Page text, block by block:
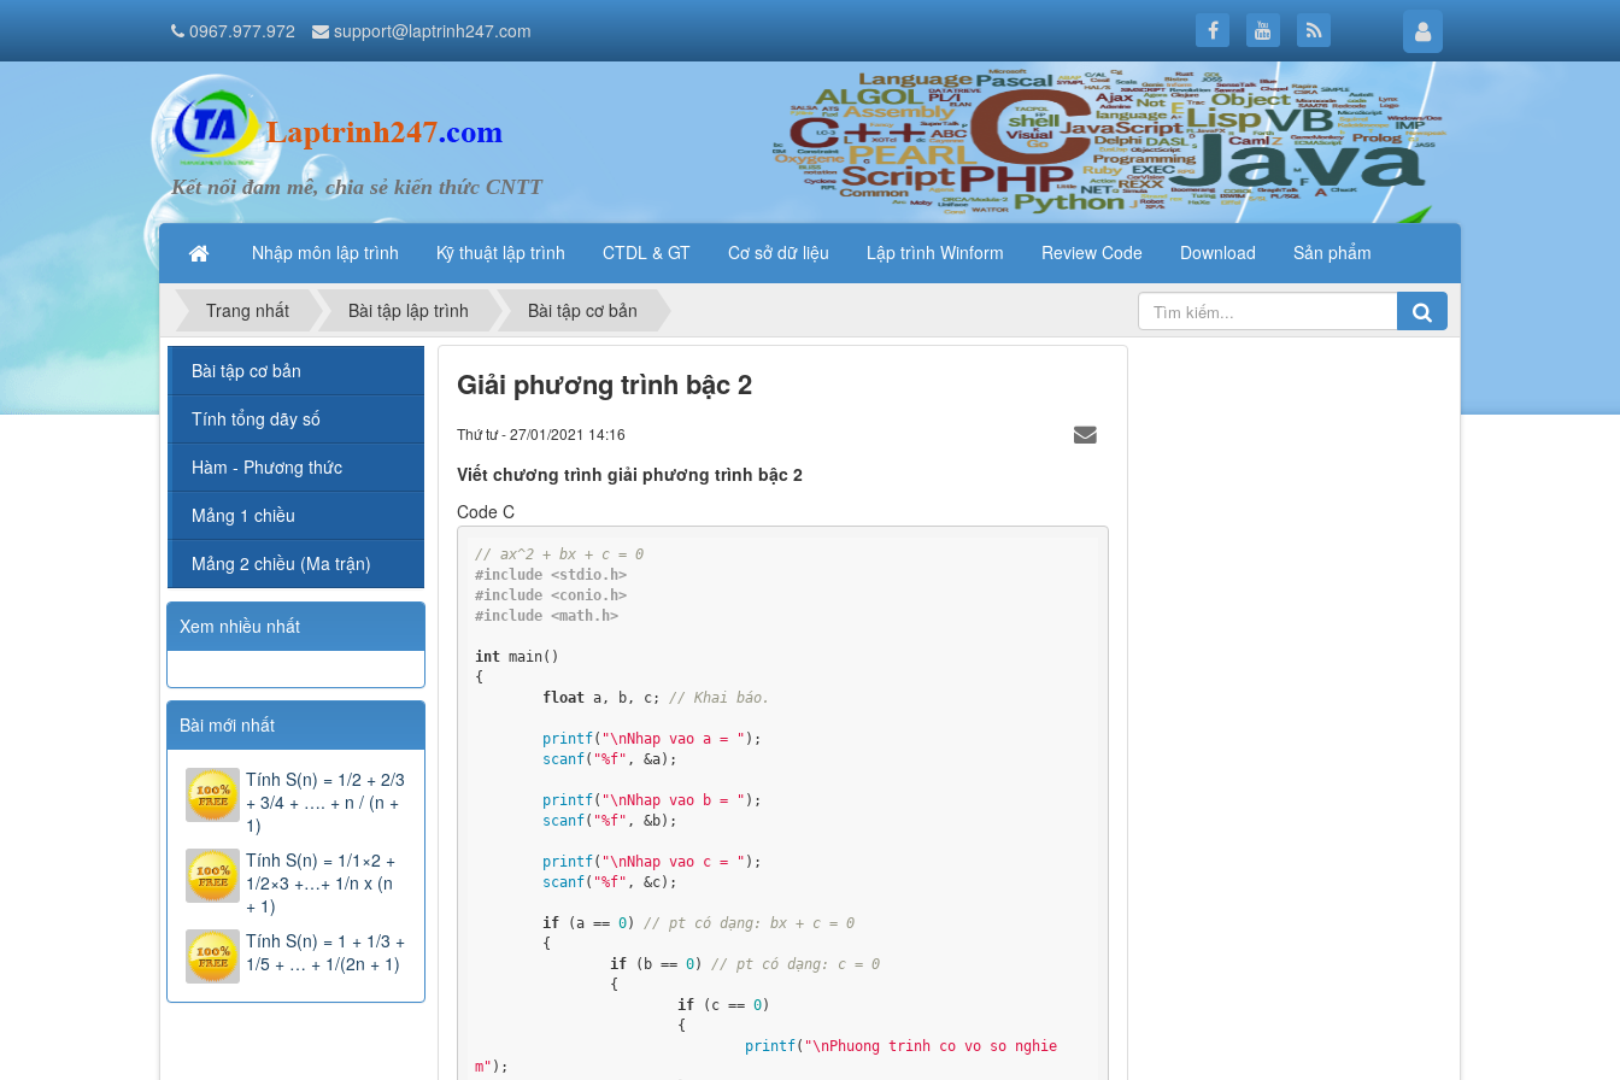
Kết nối đam mê, chia sẻ kiến thức CNTT
Nhập môn lập trình Kỹ thuật lập trình CTDL & GT Cơ sở dữ liệu Lập trình Winform Review Code Download Sản phẩm
0967.977.972 support@laptrinh247.com
Trang nhất Bài tập lập trình Bài tập cơ bản
Giải phương trình bậc 2
Thứ tư - 27/01/2021 14:16
Viết chương trình giải phương trình bậc 2
Code C
// ax^2 + bx + c = 0
#include <stdio.h>
#include <conio.h>
#include <math.h>
int main()
{
float a, b, c; // Khai báo.
printf( "\nNhap vao a = " );
scanf( "%f" , &a);
printf( "\nNhap vao b = " );
scanf( "%f" , &b);
printf( "\nNhap vao c = " );
scanf( "%f" , &c);
if (a == 0) // pt có dạng: bx + c = 0
if (b == 0) // pt có dạng: c = 0
if (c == 0)
printf( "\nPhuong trinh co vo so nghie
m" );
Bài tập cơ bản
Tính tổng dãy số
Hàm - Phương thức
Mảng 1 chiều
Mảng 2 chiều (Ma trận)
Xem nhiều nhất
Bài mới nhất
Tính S(n) = 1/2 + 2/3
+ 3/4 + …. + n / (n +
1)
Tính S(n) = 1/1×2 +
1/2×3 +…+ 1/n x (n
+ 1)
Tính S(n) = 1 + 1/3 +
1/5 + … + 1/(2n + 1)